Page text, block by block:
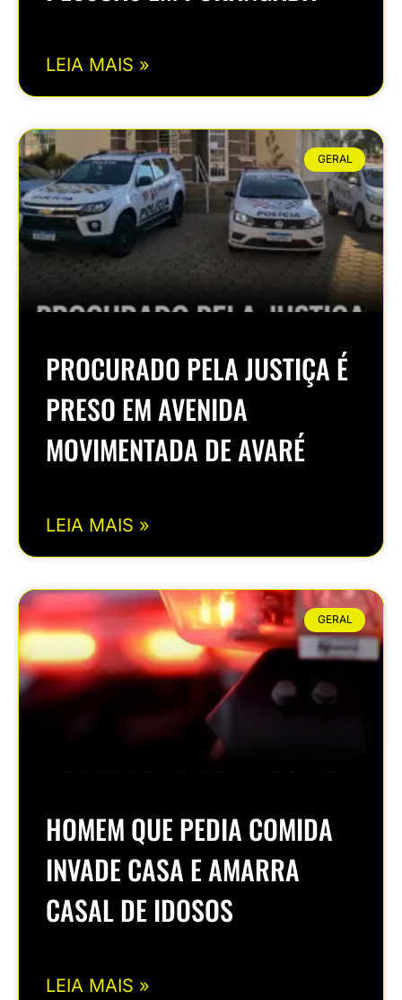
LEIA MAIS »
GERAL
PROCURADO PELA JUSTIÇA É
PRESO EM AVENIDA
MOVIMENTADA DE AVARÉ
LEIA MAIS »
GERAL
HOMEM QUE PEDIA COMIDA
INVADE CASA E AMARRA
CASAL DE IDOSOS
LEIA MAIS »